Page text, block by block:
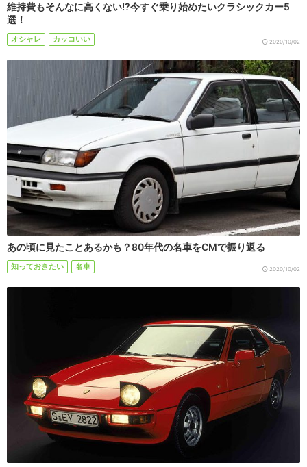
維持費もそんなに高くない!?今すぐ乗り始めたいクラシックカー5
選！
オシャレ カッコいい 2020/10/02
あの頃に見たことあるかも？80年代の名車をCMで振り返る
知っておきたい 名車 2020/10/02